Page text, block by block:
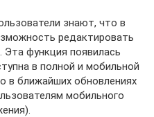
знают, что в
редактировать
функция появилась
в полной и мобильной
в ближайших обновлениях
мобильного